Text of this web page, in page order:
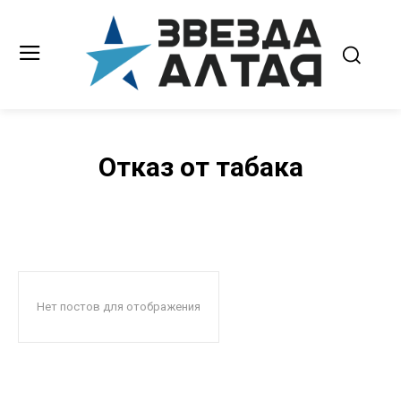
Отказ от табака
Нет постов для отображения